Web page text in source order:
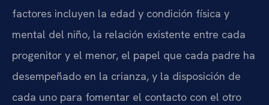
factores incluyen la edad y condición física y
mental del niño, la relación existente entre cada
progenitor y el menor, el papel que cada padre ha
desempeñado en la crianza, y la disposición de
cada uno para fomentar el contacto con el otro